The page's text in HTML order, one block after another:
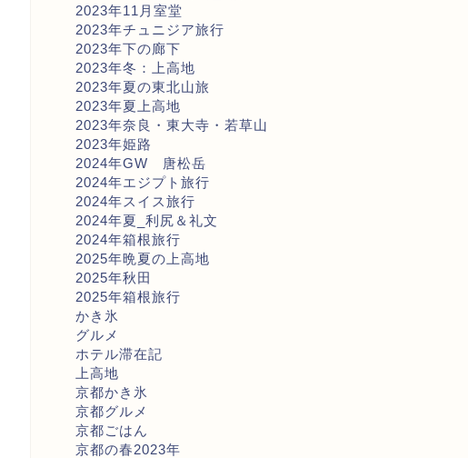
2023年11月室堂
2023年チュニジア旅行
2023年下の廊下
2023年冬：上高地
2023年夏の東北山旅
2023年夏上高地
2023年奈良・東大寺・若草山
2023年姫路
2024年GW 唐松岳
2024年エジプト旅行
2024年スイス旅行
2024年夏_利尻＆礼文
2024年箱根旅行
2025年晩夏の上高地
2025年秋田
2025年箱根旅行
かき氷
グルメ
ホテル滞在記
上高地
京都かき氷
京都グルメ
京都ごはん
京都の春2023年